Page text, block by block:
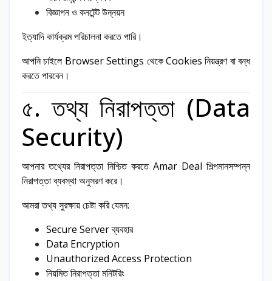
বিজ্ঞাপন ও কনটেন্ট উন্নয়ন
ইত্যাদি কার্যক্রম পরিচালনা করতে পারি।
আপনি চাইলে Browser Settings থেকে Cookies নিয়ন্ত্রণ বা বন্ধ
করতে পারবেন।
৫. তথ্য নিরাপত্তা (Data
Security)
আপনার তথ্যের নিরাপত্তা নিশ্চিত করতে Amar Deal শিল্পমানসম্পন্ন
নিরাপত্তা ব্যবস্থা অনুসরণ করে।
আমরা তথ্য সুরক্ষায় চেষ্টা করি যেমন:
Secure Server ব্যবহার
Data Encryption
Unauthorized Access Protection
নিয়মিত নিরাপত্তা মনিটরিং